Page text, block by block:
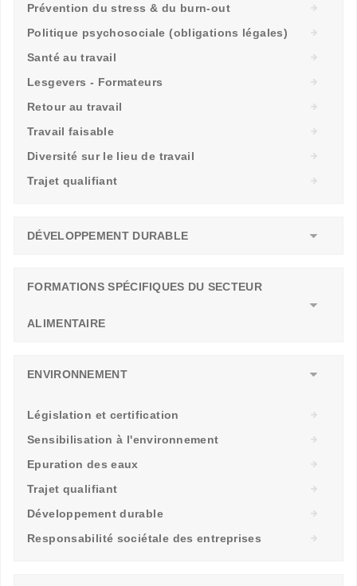
Prévention du stress & du burn-out
Politique psychosociale (obligations légales)
Santé au travail
Lesgevers - Formateurs
Retour au travail
Travail faisable
Diversité sur le lieu de travail
Trajet qualifiant
DÉVELOPPEMENT DURABLE
FORMATIONS SPÉCIFIQUES DU SECTEUR
ALIMENTAIRE
ENVIRONNEMENT
Législation et certification
Sensibilisation à l'environnement
Epuration des eaux
Trajet qualifiant
Développement durable
Responsabilité sociétale des entreprises